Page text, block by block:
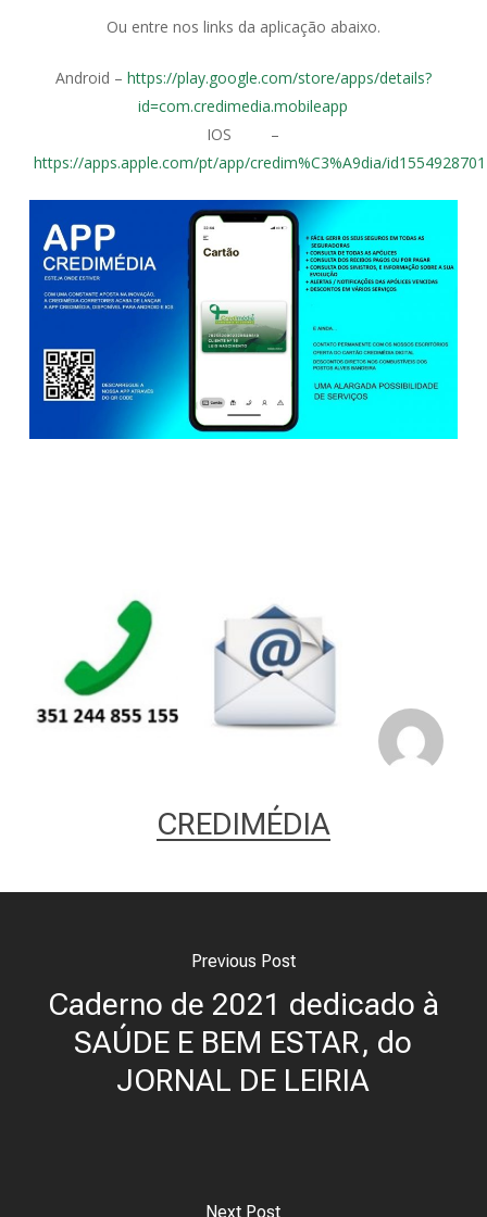
Ou entre nos links da aplicação abaixo.
Android – https://play.google.com/store/apps/details?
id=com.credimedia.mobileapp
IOS –
https://apps.apple.com/pt/app/credim%C3%A9dia/id1554928701
CREDIMÉDIA
Previous Post
Caderno de 2021 dedicado à
SAÚDE E BEM ESTAR, do
JORNAL DE LEIRIA
Next Post